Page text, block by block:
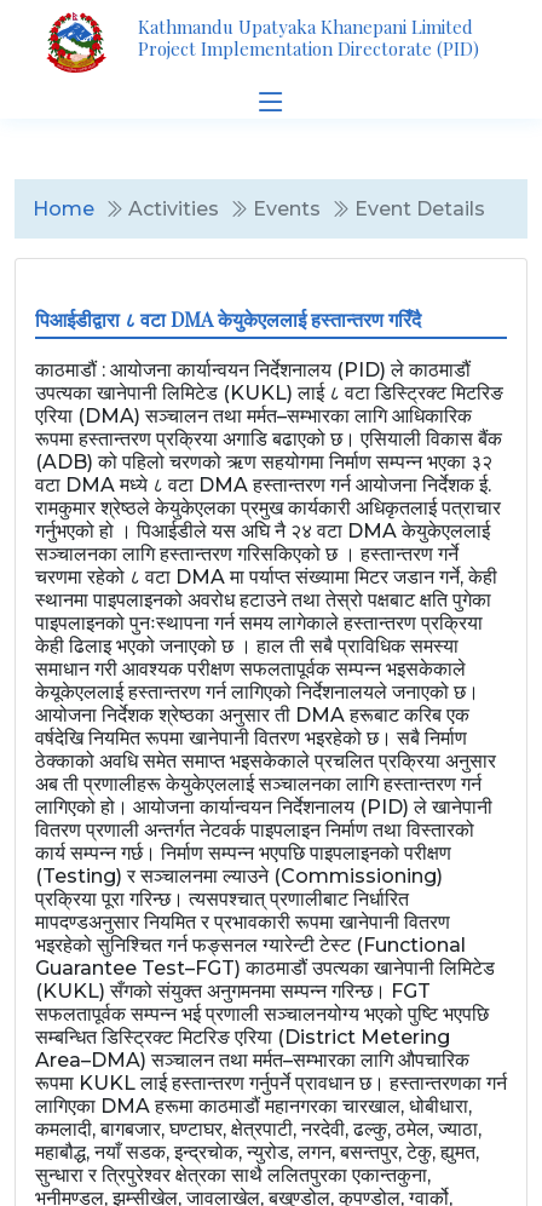
Kathmandu Upatyaka Khanepani Limited
Project Implementation Directorate (PID)
Home Activities Events Event Details
पिआईडीद्वारा ८ वटा DMA केयुकेएललाई हस्तान्तरण गरिँदै
काठमाडौं : आयोजना कार्यान्वयन निर्देशनालय (PID) ले काठमाडौं
उपत्यका खानेपानी लिमिटेड (KUKL) लाई ८ वटा डिस्ट्रिक्ट मिटरिङ
एरिया (DMA) सञ्चालन तथा मर्मत–सम्भारका लागि आधिकारिक
रूपमा हस्तान्तरण प्रक्रिया अगाडि बढाएको छ। एसियाली विकास बैंक
(ADB) को पहिलो चरणको ऋण सहयोगमा निर्माण सम्पन्न भएका ३२
वटा DMA मध्ये ८ वटा DMA हस्तान्तरण गर्न आयोजना निर्देशक ई.
रामकुमार श्रेष्ठले केयुकेएलका प्रमुख कार्यकारी अधिकृतलाई पत्राचार
गर्नुभएको हो । पिआईडीले यस अघि नै २४ वटा DMA केयुकेएललाई
सञ्चालनका लागि हस्तान्तरण गरिसकिएको छ । हस्तान्तरण गर्ने
चरणमा रहेको ८ वटा DMA मा पर्याप्त संख्यामा मिटर जडान गर्ने, केही
स्थानमा पाइपलाइनको अवरोध हटाउने तथा तेस्रो पक्षबाट क्षति पुगेका
पाइपलाइनको पुनःस्थापना गर्न समय लागेकाले हस्तान्तरण प्रक्रिया
केही ढिलाइ भएको जनाएको छ । हाल ती सबै प्राविधिक समस्या
समाधान गरी आवश्यक परीक्षण सफलतापूर्वक सम्पन्न भइसकेकाले
केयूकेएललाई हस्तान्तरण गर्न लागिएको निर्देशनालयले जनाएको छ।
आयोजना निर्देशक श्रेष्ठका अनुसार ती DMA हरूबाट करिब एक
वर्षदेखि नियमित रूपमा खानेपानी वितरण भइरहेको छ। सबै निर्माण
ठेक्काको अवधि समेत समाप्त भइसकेकाले प्रचलित प्रक्रिया अनुसार
अब ती प्रणालीहरू केयुकेएललाई सञ्चालनका लागि हस्तान्तरण गर्न
लागिएको हो। आयोजना कार्यान्वयन निर्देशनालय (PID) ले खानेपानी
वितरण प्रणाली अन्तर्गत नेटवर्क पाइपलाइन निर्माण तथा विस्तारको
कार्य सम्पन्न गर्छ। निर्माण सम्पन्न भएपछि पाइपलाइनको परीक्षण
(Testing) र सञ्चालनमा ल्याउने (Commissioning)
प्रक्रिया पूरा गरिन्छ। त्यसपश्चात् प्रणालीबाट निर्धारित
मापदण्डअनुसार नियमित र प्रभावकारी रूपमा खानेपानी वितरण
भइरहेको सुनिश्चित गर्न फङ्सनल ग्यारेन्टी टेस्ट (Functional
Guarantee Test–FGT) काठमाडौं उपत्यका खानेपानी लिमिटेड
(KUKL) सँगको संयुक्त अनुगमनमा सम्पन्न गरिन्छ। FGT
सफलतापूर्वक सम्पन्न भई प्रणाली सञ्चालनयोग्य भएको पुष्टि भएपछि
सम्बन्धित डिस्ट्रिक्ट मिटरिङ एरिया (District Metering
Area–DMA) सञ्चालन तथा मर्मत–सम्भारका लागि औपचारिक
रूपमा KUKL लाई हस्तान्तरण गर्नुपर्ने प्रावधान छ। हस्तान्तरणका गर्न
लागिएका DMA हरूमा काठमाडौं महानगरका चारखाल, धोबीधारा,
कमलादी, बागबजार, घण्टाघर, क्षेत्रपाटी, नरदेवी, ढल्कु, ठमेल, ज्याठा,
महाबौद्ध, नयाँ सडक, इन्द्रचोक, न्युरोड, लगन, बसन्तपुर, टेकु, ह्युमत,
सुन्धारा र त्रिपुरेश्वर क्षेत्रका साथै ललितपुरका एकान्तकुना,
भनीमण्डल, झम्सीखेल, जावलाखेल, बखुण्डोल, कुपण्डोल, ग्वार्को,